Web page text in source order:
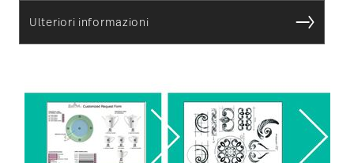
Ulteriori informazioni